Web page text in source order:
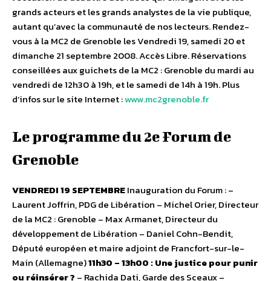
grands acteurs et les grands analystes de la vie publique,
autant qu’avec la communauté de nos lecteurs. Rendez-
vous à la MC2 de Grenoble les Vendredi 19, samedi 20 et
dimanche 21 septembre 2008. Accès Libre. Réservations
conseillées aux guichets de la MC2 : Grenoble du mardi au
vendredi de 12h30 à 19h, et le samedi de 14h à 19h. Plus
d’infos sur le site Internet :www.mc2grenoble.fr
Le programme du 2e Forum de
Grenoble
VENDREDI 19 SEPTEMBREInauguration du Forum : –
Laurent Joffrin, PDG de Libération – Michel Orier, Directeur
de la MC2 : Grenoble – Max Armanet, Directeur du
développement de Libération – Daniel Cohn-Bendit,
Député européen et maire adjoint de Francfort-sur-le-
Main (Allemagne)11h30 – 13h00 :Une justice pour punir
ou réinsérer ? – Rachida Dati, Garde des Sceaux –